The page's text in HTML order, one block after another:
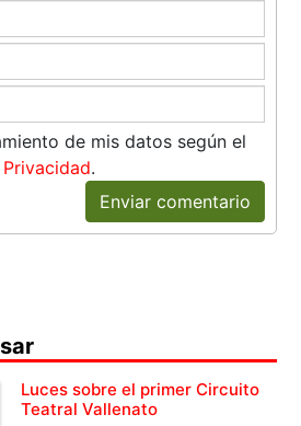
de mis datos según el
.
Enviar comentario
Luces sobre el primer Circuito
Teatral Vallenato